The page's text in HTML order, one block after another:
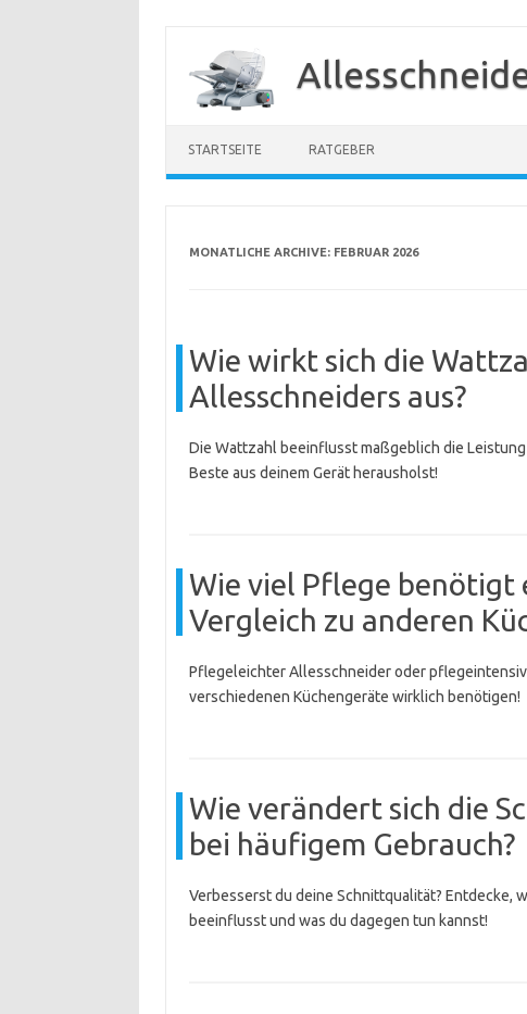
springen
STARTSEITE RATGEBER
MONATLICHE ARCHIVE: FEBRUAR 2026
Wie wirkt sich die
Allesschneiders aus?
Die Wattzahl beeinflusst maßgeblich die
Beste aus deinem Gerät herausholst!
Wie viel Pflege benötigt
Vergleich zu anderen
Pflegeleichter Allesschneider oder
verschiedenen Küchengeräte wirklich benötigen!
Wie verändert sich die
bei häufigem Gebrauch?
Verbesserst du deine Schnittqualität? Entdecke,
beeinflusst und was du dagegen tun kannst!